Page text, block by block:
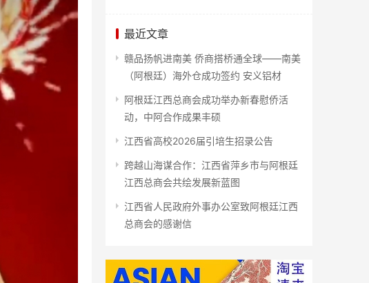
最近文章
赣品扬帆进南美 侨商搭桥通全球——南美
（阿根廷）海外仓成功签约 安义铝材
阿根廷江西总商会成功举办新春慰侨活
动，中阿合作成果丰硕
江西省高校2026届引培生招录公告
跨越山海谋合作：江西省萍乡市与阿根廷
江西总商会共绘发展新蓝图
江西省人民政府外事办公室致阿根廷江西
总商会的感谢信